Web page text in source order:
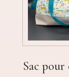
Sac